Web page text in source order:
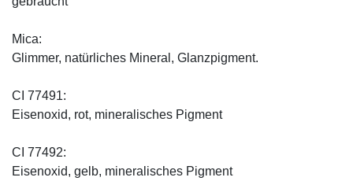
Mica:
Glimmer, natürliches Mineral, Glanzpigment.
CI 77491:
Eisenoxid, rot, mineralisches Pigment
CI 77492:
Eisenoxid, gelb, mineralisches Pigment